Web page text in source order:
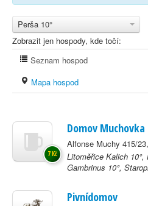
Perša 10°
Zobrazit jen hospody, kde točí:
Seznam hospod
Mapa hospod
Domov Muchovka
Alfonse Muchy 415/
Litoměřice Kalich 10°,
Gambrinus 10°,
7 Kč
Pivnídomov